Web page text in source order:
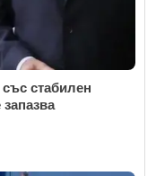
стабилен